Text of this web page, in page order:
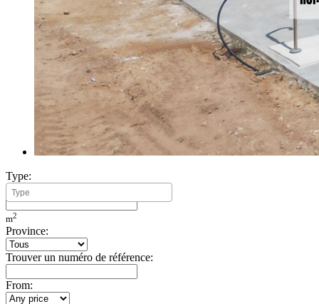
Type:
Minimum Build Area:
m2
Province:
Trouver un numéro de référence:
From: